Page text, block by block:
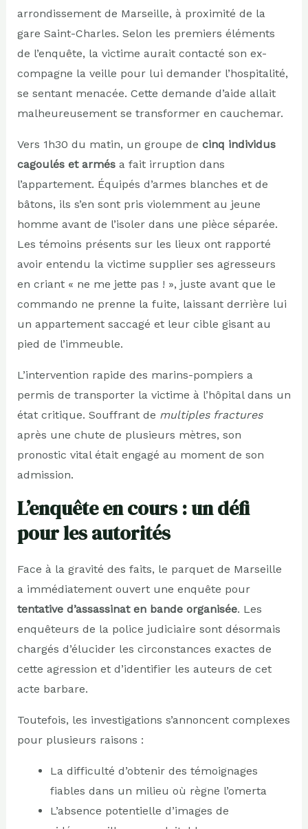
arrondissement de Marseille, à proximité de la
gare Saint-Charles. Selon les premiers éléments
de l’enquête, la victime aurait contacté son ex-
compagne la veille pour lui demander l’hospitalité,
se sentant menacée. Cette demande d’aide allait
malheureusement se transformer en cauchemar.
Vers 1h30 du matin, un groupe de cinq individus
cagoulés et armésa fait irruption dans
l’appartement. Équipés d’armes blanches et de
bâtons, ils s’en sont pris violemment au jeune
homme avant de l’isoler dans une pièce séparée.
Les témoins présents sur les lieux ont rapporté
avoir entendu la victime supplier ses agresseurs
en criant « ne me jette pas ! », juste avant que le
commando ne prenne la fuite, laissant derrière lui
un appartement saccagé et leur cible gisant au
pied de l’immeuble.
L’intervention rapide des marins-pompiers a
permis de transporter la victime à l’hôpital dans un
état critique. Souffrant de multiples fractures
après une chute de plusieurs mètres, son
pronostic vital était engagé au moment de son
admission.
L’enquête en cours : un défi
pour les autorités
Face à la gravité des faits, le parquet de Marseille
a immédiatement ouvert une enquête pour
tentative d’assassinat en bande organisée. Les
enquêteurs de la police judiciaire sont désormais
chargés d’élucider les circonstances exactes de
cette agression et d’identifier les auteurs de cet
acte barbare.
Toutefois, les investigations s’annoncent complexes
pour plusieurs raisons :
La difficulté d’obtenir des témoignages
fiables dans un milieu où règne l’omerta
L’absence potentielle d’images de